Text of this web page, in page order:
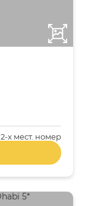
2-x мест. номер